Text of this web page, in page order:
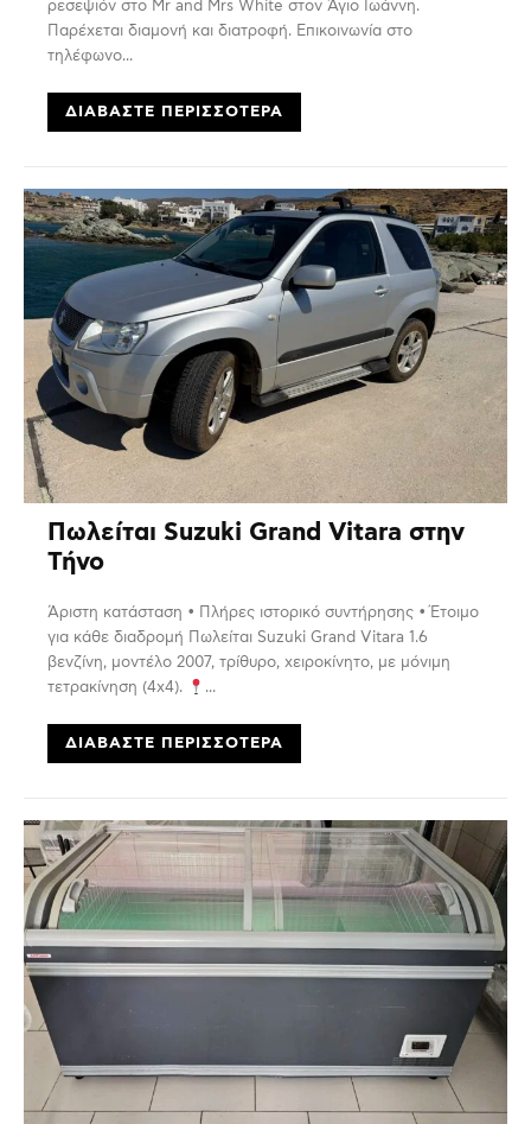
ρεσεψιόν στο Mr and Mrs White στον Άγιο Ιωάννη.
Παρέχεται διαμονή και διατροφή. Επικοινωνία στο
τηλέφωνο...
ΔΙΑΒΆΣΤΕ ΠΕΡΙΣΣΌΤΕΡΑ
Πωλείται Suzuki Grand Vitara στην
Τήνο
Άριστη κατάσταση • Πλήρες ιστορικό συντήρησης • Έτοιμο
για κάθε διαδρομή Πωλείται Suzuki Grand Vitara 1.6
βενζίνη, μοντέλο 2007, τρίθυρο, χειροκίνητο, με μόνιμη
τετρακίνηση (4x4).
...
ΔΙΑΒΆΣΤΕ ΠΕΡΙΣΣΌΤΕΡΑ